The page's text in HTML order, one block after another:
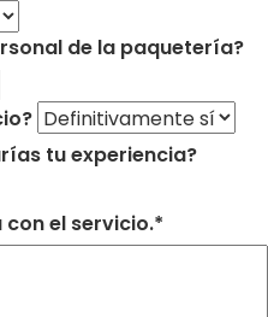
de la paquetería?
tu experiencia?
el servicio.*